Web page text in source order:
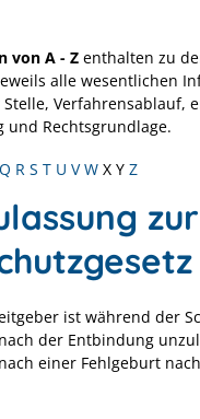
von A - Z enthalten zu
alle wesentlichen
Verfahrensablauf,
und Rechtsgrundlage.
Q R S T U V W X Y Z
ist während der
der Entbindung
einer Fehlgeburt